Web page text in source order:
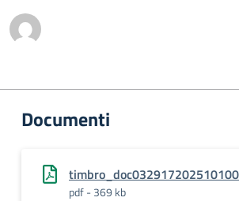
Documenti
pdf - 369 kb